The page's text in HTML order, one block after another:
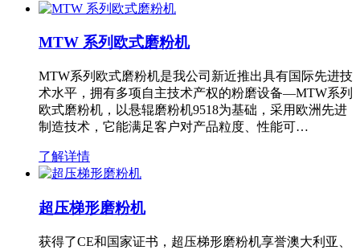
MTW 系列欧式磨粉机
MTW系列欧式磨粉机是我公司新近推出具有国际先进技
术水平，拥有多项自主技术产权的粉磨设备—MTW系列
欧式磨粉机，以悬辊磨粉机9518为基础，采用欧洲先进
制造技术，它能满足客户对产品粒度、性能可…
了解详情
超压梯形磨粉机
获得了CE和国家证书，超压梯形磨粉机享誉澳大利亚、